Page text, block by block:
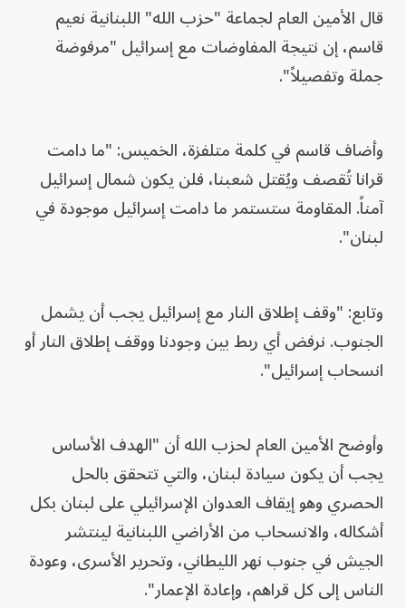
قال الأمين العام لجماعة "حزب الله" اللبنانية نعيم
قاسم، إن نتيجة المفاوضات مع إسرائيل "مرفوضة
جملة وتفصيلاً".
وأضاف قاسم في كلمة متلفزة، الخميس: "ما دامت
قرانا تُقصف ويُقتل شعبنا، فلن يكون شمال إسرائيل
آمناً. المقاومة ستستمر ما دامت إسرائيل موجودة في
لبنان".
وتابع: "وقف إطلاق النار مع إسرائيل يجب أن يشمل
الجنوب. نرفض أي ربط بين وجودنا ووقف إطلاق النار أو
انسحاب إسرائيل".
وأوضح الأمين العام لحزب الله أن "الهدف الأساس
يجب أن يكون سيادة لبنان، والتي تتحقق بالحل
الحصري وهو إيقاف العدوان الإسرائيلي على لبنان بكل
أشكاله، والانسحاب من الأراضي اللبنانية لينتشر
الجيش في جنوب نهر الليطاني، وتحرير الأسرى، وعودة
الناس إلى كل قراهم، وإعادة الإعمار".